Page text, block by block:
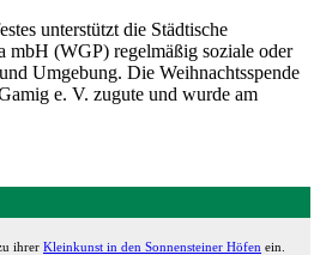
unterstützt die Städtische
mbH (WGP) regelmäßig soziale oder
Umgebung. Die Weihnachtsspende
e. V. zugute und wurde am
ihrer Kleinkunst in den Sonnensteiner Höfen ein.